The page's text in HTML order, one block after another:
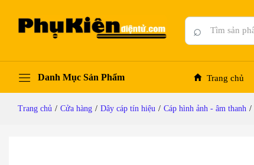
⌕
Danh Mục Sản Phẩm Trang chủ
Trang chủ / Cửa hàng / Dây cáp tín hiệu / Cáp hình ảnh - âm thanh /
Mô tả chi tiết Hỏi đáp